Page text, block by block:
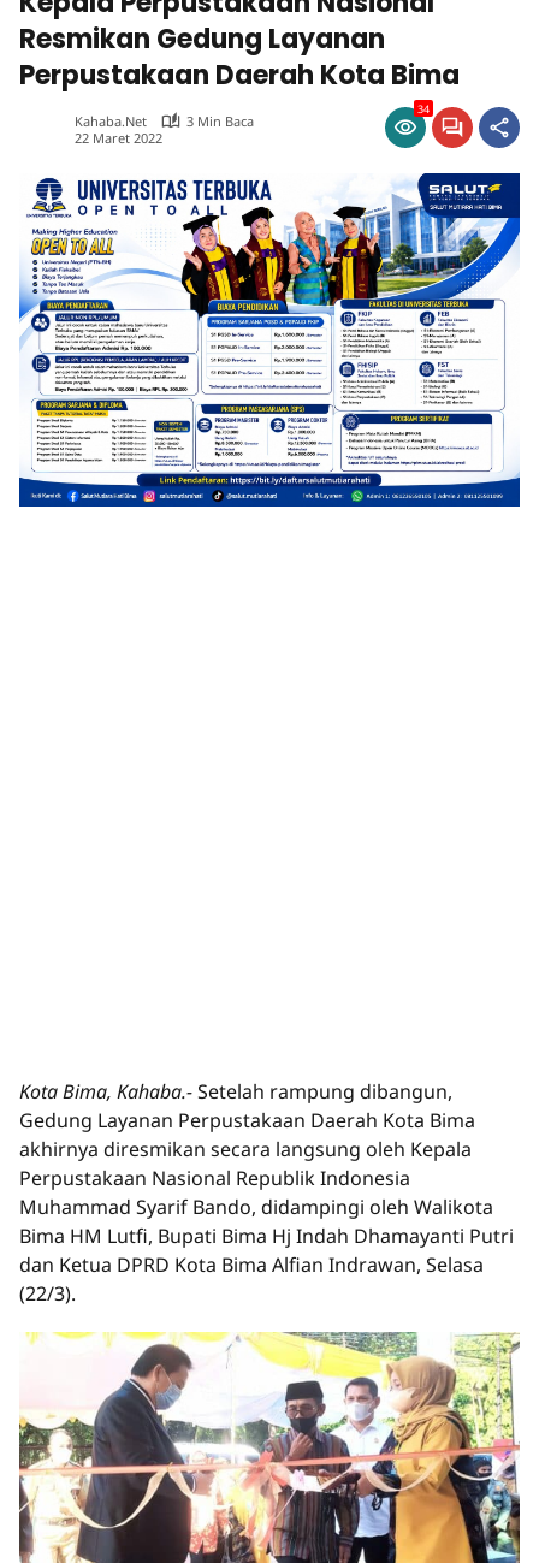
Resmikan Gedung Layanan
Perpustakaan Daerah Kota Bima
Kahaba.net
3 Min Baca
22 Maret 2022
34
Kota Bima, Kahaba.-Setelah rampung dibangun,
Gedung Layanan Perpustakaan Daerah Kota Bima
akhirnya diresmikan secara langsung oleh Kepala
Perpustakaan Nasional Republik Indonesia
Muhammad Syarif Bando, didampingi oleh Walikota
Bima HM Lutfi, Bupati Bima Hj Indah Dhamayanti Putri
dan Ketua DPRD Kota Bima Alfian Indrawan, Selasa
(22/3).